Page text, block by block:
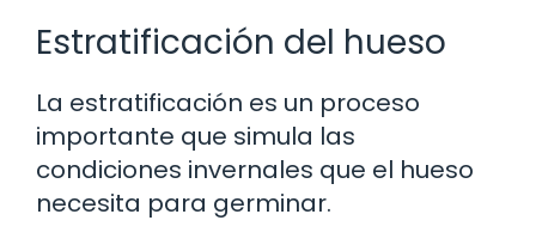
Estratificación del hueso
La estratificación es un proceso
importante que simula las
condiciones invernales que el hueso
necesita para germinar.